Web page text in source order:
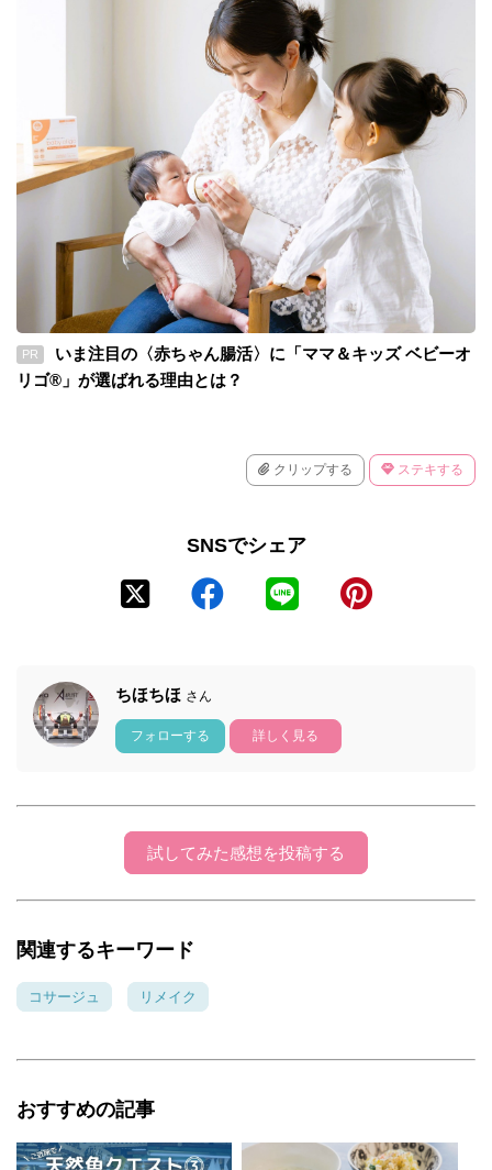
PR
いま注目の〈赤ちゃん腸活〉に「ママ＆キッズ ベビーオ
リゴ®」が選ばれる理由とは？
クリップする ステキする
SNSでシェア
ちほちほ さん
フォローする 詳しく見る
試してみた感想を投稿する
関連するキーワード
コサージュ リメイク
おすすめの記事